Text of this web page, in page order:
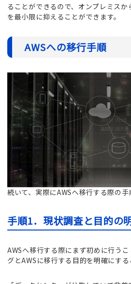
ることができるので、オンプレミス
を最小限に抑えることができます。
AWSへの移行手順
続いて、実際にAWSへ移行する際の手
手順1．現状調査と目的の
AWSへ移行する際にまず初めに行う
グとAWSに移行する目的を明確にする